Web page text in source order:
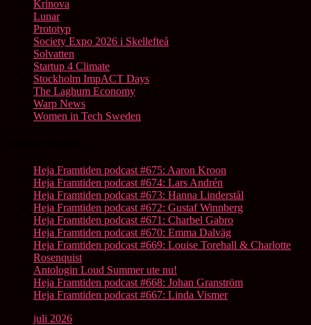
Krinova
Lunar
Prototyp
Society Expo 2026 i Skellefteå
Solvatten
Startup 4 Climate
Stockholm ImpACT Days
The Laghum Economy
Warp News
Women in Tech Sweden
Heja Framtiden podcast #675: Aaron Kroon
Heja Framtiden podcast #674: Lars Andrén
Heja Framtiden podcast #673: Hanna Linderstål
Heja Framtiden podcast #672: Gustaf Winnberg
Heja Framtiden podcast #671: Charbel Gabro
Heja Framtiden podcast #670: Emma Dalväg
Heja Framtiden podcast #669: Louise Torehall & Charlotte
Rosenquist
Antologin Loud Summer ute nu!
Heja Framtiden podcast #668: Johan Granström
Heja Framtiden podcast #667: Linda Vismer
juli 2026